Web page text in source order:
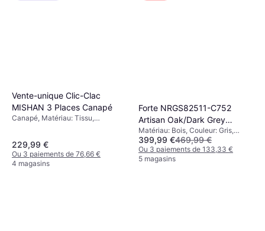
Vente-unique Clic-Clac
MISHAN 3 Places Canapé
Canapé, Matériau: Tissu,
229,99 €
Ou 3 paiements de 76,66 €
4 magasins
Forte ‎NRGS82511-C752
Artisan Oak/Dark Grey
Armoire 270.3x210.5cm
Matériau: Bois, Couleur: Gris,
Marron,Solutions de Stockage:
Étagères, Portes
399,99 €469,99 €
Ou 3 paiements de 133,33 €
5 magasins